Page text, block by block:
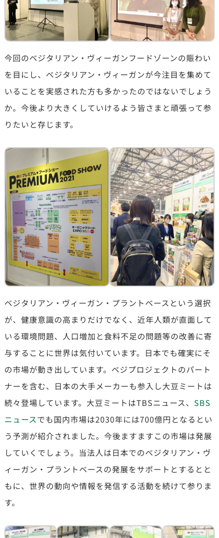
今回のベジタリアン・ヴィーガンフードゾーンの賑わい
を目にし、ベジタリアン・ヴィーガンが今注目を集めて
いることを実感された方も多かったのではないでしょう
か。今後より大きくしていけるよう皆さまと頑張って参
りたいと存じます。
ベジタリアン・ヴィーガン・プラントベースという選択
が、健康意識の高まりだけでなく、近年人類が直面して
いる環境問題、人口増加と食料不足の問題等の改善に寄
与することに世界は気付いています。日本でも確実にそ
の市場が動き出しています。ベジプロジェクトのパート
ナーを含む、日本の大手メーカーも参入し大豆ミートは
続々登場しています。大豆ミートはTBSニュース、 SBS
ニュースでも国内市場は2030年には700億円となるとい
う予測が紹介されました。今後ますますこの市場は発展
していくでしょう。当法人は日本でのベジタリアン・ヴ
ィーガン・プラントベースの発展をサポートとするとと
もに、世界の動向や情報を発信する活動を続けて参りま
す。